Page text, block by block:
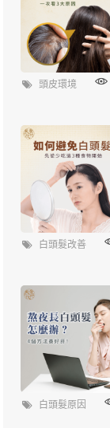
頭皮環境
白頭髮改善
白頭髮原因